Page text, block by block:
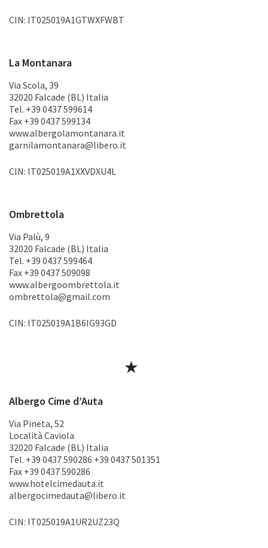
CIN: IT025019A1GTWXFWBT
La Montanara
Via Scola, 39
32020 Falcade (BL) Italia
Tel. +39 0437 599614
Fax +39 0437 599134
www.albergolamontanara.it
garnilamontanara@libero.it
CIN: IT025019A1XXVDXU4L
Ombrettola
Via Palù, 9
32020 Falcade (BL) Italia
Tel. +39 0437 599464
Fax +39 0437 509098
www.albergoombrettola.it
ombrettola@gmail.com
CIN: IT025019A1B6IG93GD
★
Albergo Cime d’Auta
Via Pineta, 52
Località Caviola
32020 Falcade (BL) Italia
Tel. +39 0437 590286 +39 0437 501351
Fax +39 0437 590286
www.hotelcimedauta.it
albergocimedauta@libero.it
CIN: IT025019A1UR2UZ23Q